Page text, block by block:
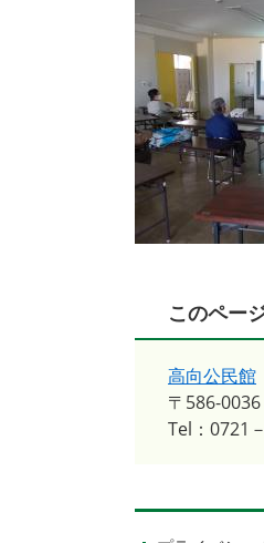
このペー
高向公民館
〒586-0036
Tel：0721